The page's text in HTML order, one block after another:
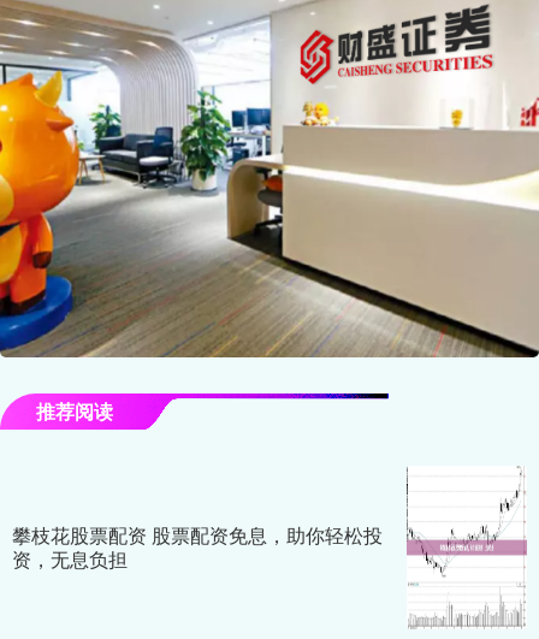
推荐阅读
攀枝花股票配资 股票配资免息，助你轻松投
资，无息负担